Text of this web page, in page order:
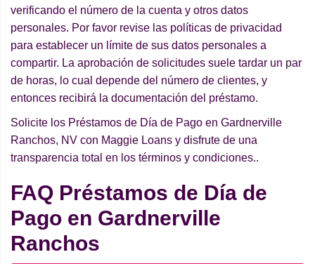
verificando el número de la cuenta y otros datos
personales. Por favor revise las políticas de privacidad
para establecer un límite de sus datos personales a
compartir. La aprobación de solicitudes suele tardar un par
de horas, lo cual depende del número de clientes, y
entonces recibirá la documentación del préstamo.
Solicite los Préstamos de Día de Pago en Gardnerville
Ranchos, NV con Maggie Loans y disfrute de una
transparencia total en los términos y condiciones..
FAQ Préstamos de Día de
Pago en Gardnerville
Ranchos